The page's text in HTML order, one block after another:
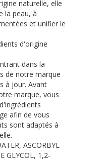
naturelle, elle
la peau, à
et unifier le
d'origine
dans la
de notre marque
à jour. Avant
marque, vous
afin de vous
sont adaptés à
ASCORBYL
GLYCOL, 1,2-